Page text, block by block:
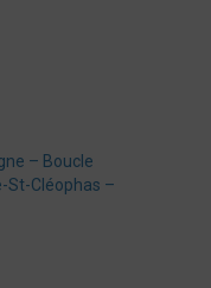
– Boucle
St-Cléophas –